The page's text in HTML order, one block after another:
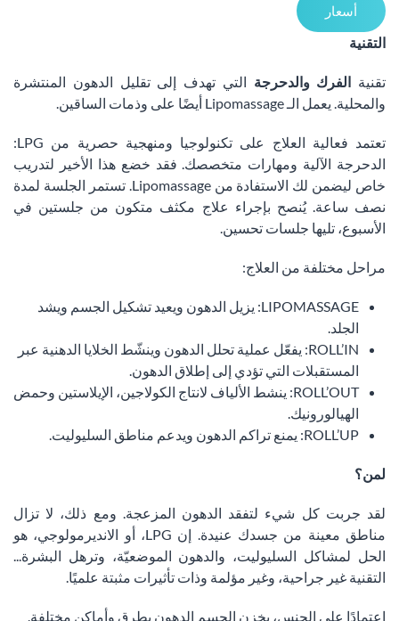
أسعار
التقنية
تقنية الفرك والدحرجة التي تهدف إلى تقليل الدهون المنتشرة
والمحلية. يعمل الـ Lipomassage أيضًا على وذمات الساقين.
تعتمد فعالية العلاج على تكنولوجيا ومنهجية حصرية من LPG:
الدحرجة الآلية ومهارات متخصصك. فقد خضع هذا الأخير لتدريب
خاص ليضمن لك الاستفادة من Lipomassage. تستمر الجلسة لمدة
نصف ساعة. يُنصح بإجراء علاج مكثف متكون من جلستين في
الأسبوع، تليها جلسات تحسين.
مراحل مختلفة من العلاج:
LIPOMASSAGE: يزيل الدهون ويعيد تشكيل الجسم ويشد
الجلد.
ROLL’IN: يفعّل عملية تحلل الدهون وينشّط الخلايا الدهنية عبر
المستقبلات التي تؤدي إلى إطلاق الدهون.
ROLL’OUT: ينشط الألياف لانتاج الكولاجين، الإيلاستين وحمض
الهيالورونيك.
ROLL’UP: يمنع تراكم الدهون ويدعم مناطق السليوليت.
لمن؟
لقد جربت كل شيء لتفقد الدهون المزعجة. ومع ذلك، لا تزال
مناطق معينة من جسدك عنيدة. إن LPG، أو الانديرمولوجي، هو
الحل لمشاكل السليوليت، والدهون الموضعيّة، وترهل البشرة...
التقنية غير جراحية، وغير مؤلمة وذات تأثيرات مثبتة علميًا.
اعتمادًا على الجنس، يخزن الجسم الدهون بطرق وأماكن مختلفة.